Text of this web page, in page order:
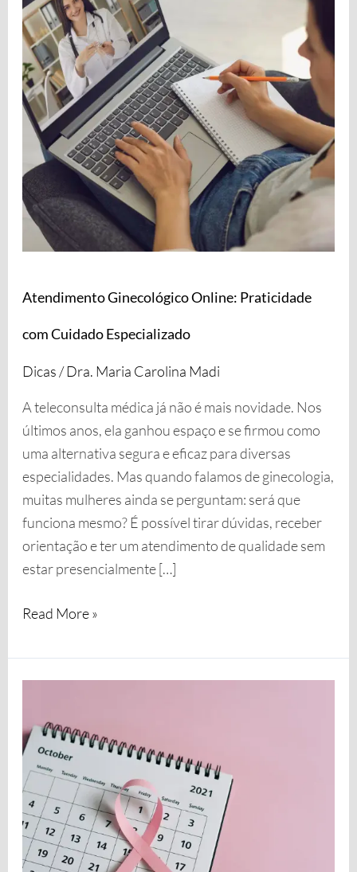
Atendimento Ginecológico Online: Praticidade
com Cuidado Especializado
Dicas /Dra. Maria Carolina Madi
A teleconsulta médica já não é mais novidade. Nos
últimos anos, ela ganhou espaço e se firmou como
uma alternativa segura e eficaz para diversas
especialidades. Mas quando falamos de ginecologia,
muitas mulheres ainda se perguntam: será que
funciona mesmo? É possível tirar dúvidas, receber
orientação e ter um atendimento de qualidade sem
estar presencialmente […]
Praticidade
com
Cuidado
Especializado
Read More »
da
Mamografia
na
Prevenção
do
Câncer